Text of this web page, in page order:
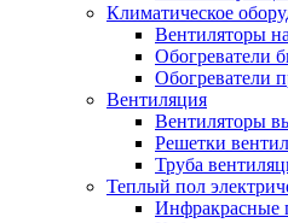
Климатическое
Вентиляторы
Обогреватели
Обогреватели
Вентиляция
Вентиляторы
Решетки
Труба
Теплый пол
Инфракрасные